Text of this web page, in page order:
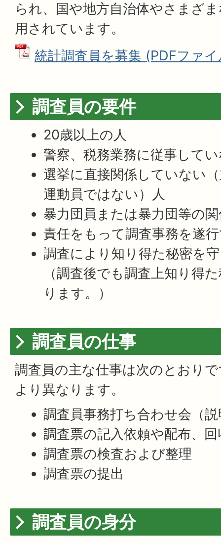
られ、国や地方自治体やさまざ
用されています。
統計調査員を募集 (PDFファ
調査員の要件
20歳以上の人
警察、税務業務に従事して
選挙に直接関係していない
運動員ではない）人
暴力団員または暴力団等の
責任をもって調査事務を遂
調査により知り得た秘密を
（調査後でも調査上知り得
ります。）
調査員の仕事
調査員の主な仕事は次のとおり
より異なります。
調査員事務打ち合わせ会（
調査票の記入依頼や配布、回
調査票の検査および整理
調査票の提出
調査員の身分